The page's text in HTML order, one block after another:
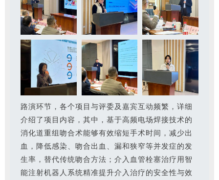
路演环节，各个项目与评委及嘉宾互动频繁，详细
介绍了项目内容，其中，基于高频电场焊接技术的
消化道重组吻合术能够有效缩短手术时间，减少出
血，降低感染、吻合出血、漏和狭窄等并发症的发
生率，替代传统吻合方法；介入血管栓塞治疗用智
能注射机器人系统精准提升介入治疗的安全性与效